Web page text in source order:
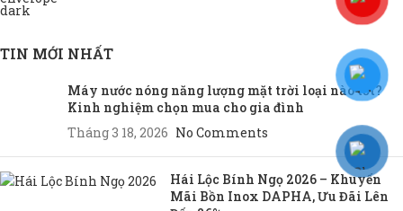
TIN MỚI NHẤT
Máy nước nóng năng lượng mặt trời loại nào tốt?
Kinh nghiệm chọn mua cho gia đình
Tháng 3 18, 2026 No Comments
Hái Lộc Bính Ngọ 2026 – Khuyến
Mãi Bồn Inox DAPHA, Ưu Đãi Lên